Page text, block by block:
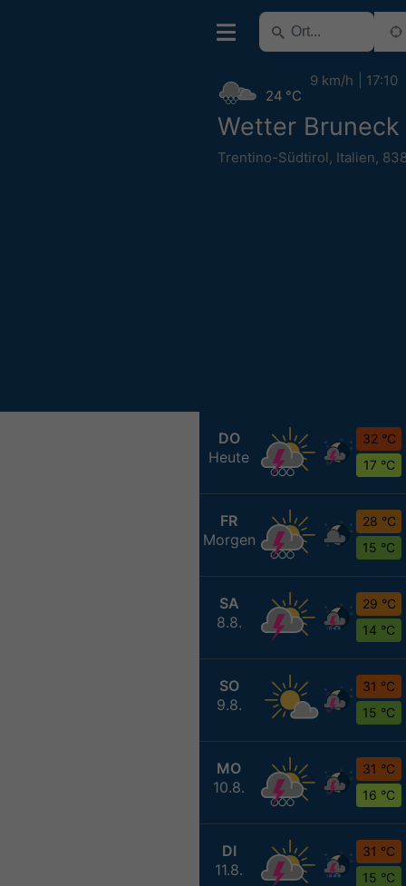
Wetter Bruneck
Trentino-Südtirol, Italien,
24 °C
9 km/h 17:10
DO
Heute
32 °C
17 °C
FR
Morgen
28 °C
15 °C
SA
8.8.
29 °C
14 °C
SO
9.8.
31 °C
15 °C
MO
10.8.
31 °C
16 °C
DI
11.8.
31 °C
15 °C